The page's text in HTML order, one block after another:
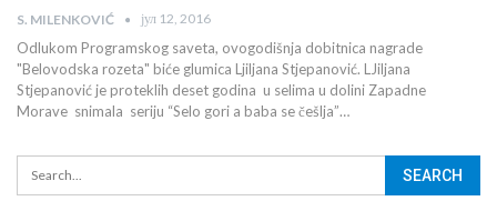
S. MILENKOVIĆ јул 12, 2016
Odlukom Programskog saveta, ovogodišnja dobitnica nagrade
"Belovodska rozeta" biće glumica Ljiljana Stjepanović. LJiljana
Stjepanović je proteklih deset godina u selima u dolini Zapadne
Morave snimala seriju “Selo gori a baba se češlja”…